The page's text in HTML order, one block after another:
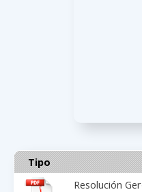
Tipo
Resolución